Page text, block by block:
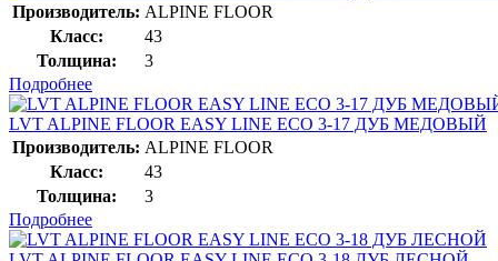
Производитель: ALPINE FLOOR
Класс:
43
Толщина:
3
Подробнее
LVT ALPINE FLOOR EASY LINE ЕСО 3-17 ДУБ МЕДОВЫЙ
Производитель: ALPINE FLOOR
Класс:
43
Толщина:
3
Подробнее